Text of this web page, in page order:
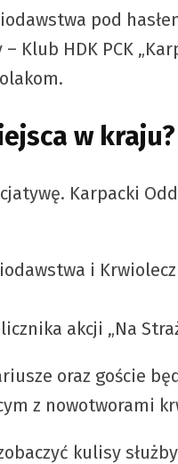
pod
Klub HDK PCK
w kraju?
Karpacki
i
akcji „Na
oraz goście
z nowotworami
kulisy